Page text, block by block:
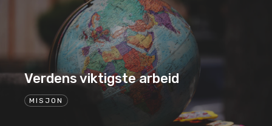
MISJON
Verdens viktigste arbeid